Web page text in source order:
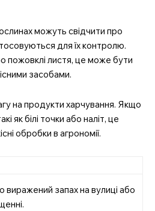
можуть свідчити про
для їх контролю.
пожовклі листя, це може бути
засобами.
на продукти харчування. Якщо
як білі точки або наліт, це
обробки в агрономії.
виражений запах на вулиці або